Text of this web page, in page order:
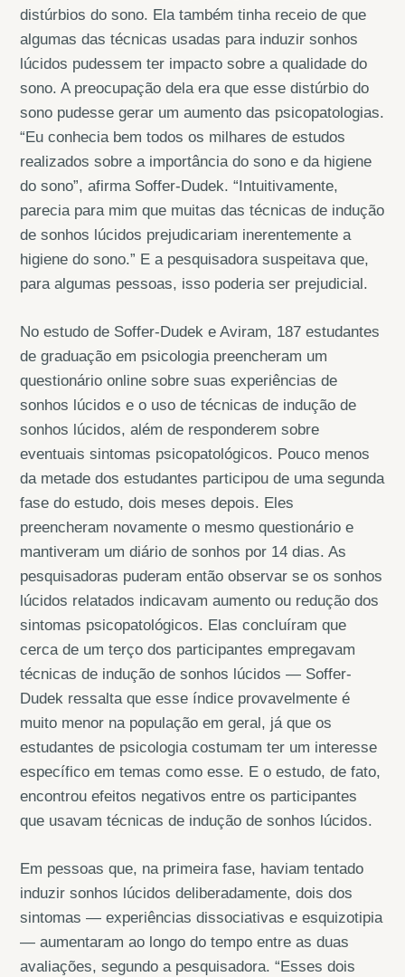
distúrbios do sono. Ela também tinha receio de que
algumas das técnicas usadas para induzir sonhos
lúcidos pudessem ter impacto sobre a qualidade do
sono. A preocupação dela era que esse distúrbio do
sono pudesse gerar um aumento das psicopatologias.
“Eu conhecia bem todos os milhares de estudos
realizados sobre a importância do sono e da higiene
do sono”, afirma Soffer-Dudek. “Intuitivamente,
parecia para mim que muitas das técnicas de indução
de sonhos lúcidos prejudicariam inerentemente a
higiene do sono.” E a pesquisadora suspeitava que,
para algumas pessoas, isso poderia ser prejudicial.
No estudo de Soffer-Dudek e Aviram, 187 estudantes
de graduação em psicologia preencheram um
questionário online sobre suas experiências de
sonhos lúcidos e o uso de técnicas de indução de
sonhos lúcidos, além de responderem sobre
eventuais sintomas psicopatológicos. Pouco menos
da metade dos estudantes participou de uma segunda
fase do estudo, dois meses depois. Eles
preencheram novamente o mesmo questionário e
mantiveram um diário de sonhos por 14 dias. As
pesquisadoras puderam então observar se os sonhos
lúcidos relatados indicavam aumento ou redução dos
sintomas psicopatológicos. Elas concluíram que
cerca de um terço dos participantes empregavam
técnicas de indução de sonhos lúcidos — Soffer-
Dudek ressalta que esse índice provavelmente é
muito menor na população em geral, já que os
estudantes de psicologia costumam ter um interesse
específico em temas como esse. E o estudo, de fato,
encontrou efeitos negativos entre os participantes
que usavam técnicas de indução de sonhos lúcidos.
Em pessoas que, na primeira fase, haviam tentado
induzir sonhos lúcidos deliberadamente, dois dos
sintomas — experiências dissociativas e esquizotipia
— aumentaram ao longo do tempo entre as duas
avaliações, segundo a pesquisadora. “Esses dois